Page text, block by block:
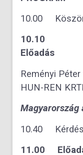
10.00
10.10
Reményi
HUN-REN
Magyarország
10.40
11.00